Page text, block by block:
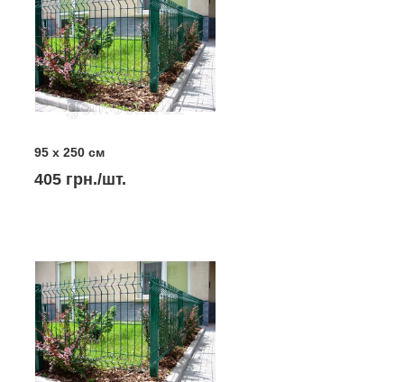
95 х 250 см
405 грн./шт.